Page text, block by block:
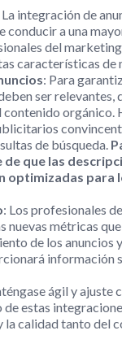
La integración de
conducir a una
del
características de
: Para
ser relevantes,
orgánico.
de búsqueda.
que las
optimizadas para
: Los profesionales
nuevas métricas
de los anuncios
información
ágil y ajuste
estas
la calidad tanto del